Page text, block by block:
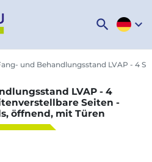
search expand_more
und Behandlungsstand LVAP - 4
LVAP - 4
Seiten -
öffnend, mit Türen